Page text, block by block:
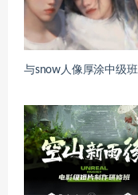
与snow人像厚涂中级班